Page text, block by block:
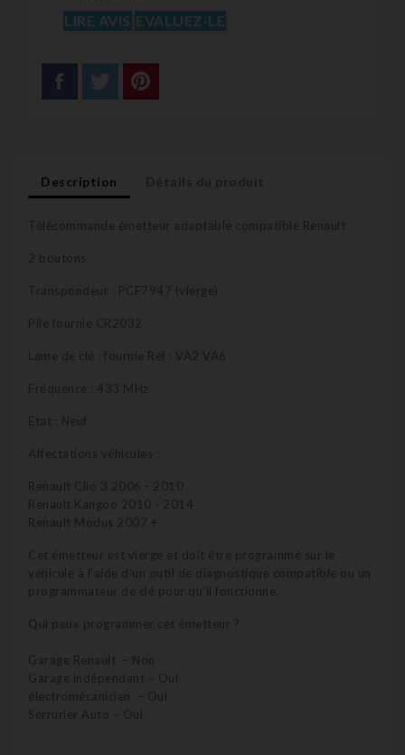
LIRE AVIS EVALUEZ-LE
Description
Télécommande émetteur adaptable compatible Renault
2 boutons
Transpondeur : PCF7947 (vierge)
Pile fournie CR2032
Lame de clé : fournie Réf : VA2 VA6
Fréquence : 433 MHz
Etat : Neuf
Affectations véhicules :
Renault Clio 3 2006 - 2010
Renault Kangoo 2010 - 2014
Renault Modus 2007 +
Cet émetteur est vierge et doit être programmé sur le
véhicule à l'aide d'un outil de diagnostique compatible ou un
programmateur de clé pour qu'il fonctionne.
Qui peux programmer cet émetteur ?
Garage Renault – Non
Garage indépendant – Oui
électromécanicien – Oui
Serrurier Auto – Oui